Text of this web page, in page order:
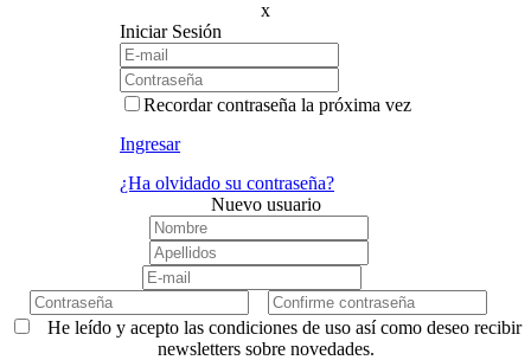
x
Iniciar Sesión
Recordar contraseña la próxima vez
Ingresar
¿Ha olvidado su contraseña?
Nuevo usuario
He leído y acepto las condiciones de uso así como deseo recibir
newsletters sobre novedades.